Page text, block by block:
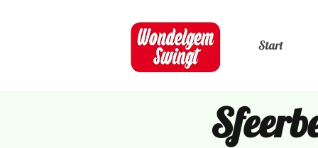
Start